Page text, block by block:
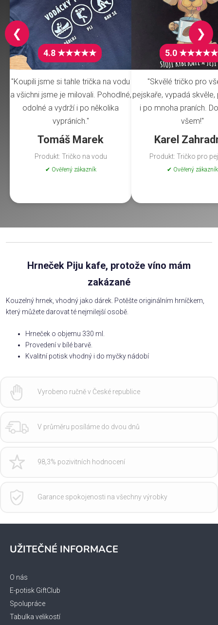
4.8 ★★★★★
"Koupili jsme si tahle trička na vodu
a všichni jsme je milovali. Pohodlné,
odolné a vydrží i po několika
vypráních."
Tomáš Marek
Produkt: Tričko na vodu
✔ Ověřený zákazník
5.0 ★★★★★
"Skvělé tričko pro
pejskaře, vypadá
i po mnoha praních.
všem!"
Karel
Produkt: Tričko pro
✔ Ověřený zákazník
❮ ❯
Hrneček Piju kafe, protože víno mám
zakázané
Kouzelný hrnek, vhodný jako dárek. Potěšte originálním hrníčkem,
který můžete darovat té nejmilejší osobě.
Hrneček o objemu 330 ml.
Provedení v bílé barvě.
Kvalitní potisk vhodný i do myčky nádobí
Vyrobeno ručně v České republice
V průměru posíláme do dvou dnů
98,3% pozivitních hodnocení
Garance spokojenosti na všechny výrobky
UŽITEČNÉ INFORMACE
O nás
E-potisk GiftClub
Spolupráce
Tabulka velikostí